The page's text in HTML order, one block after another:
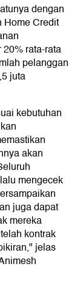
dengan
Credit
rata-rata
pelanggan
juta
kebutuhan
akan
mengecek
juga dapat
mereka
kontrak
jelas